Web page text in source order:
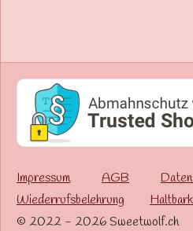
Impressum AGB
Wiederrufsbelehrung
© 2022 - 2026 Sweetwolf.ch